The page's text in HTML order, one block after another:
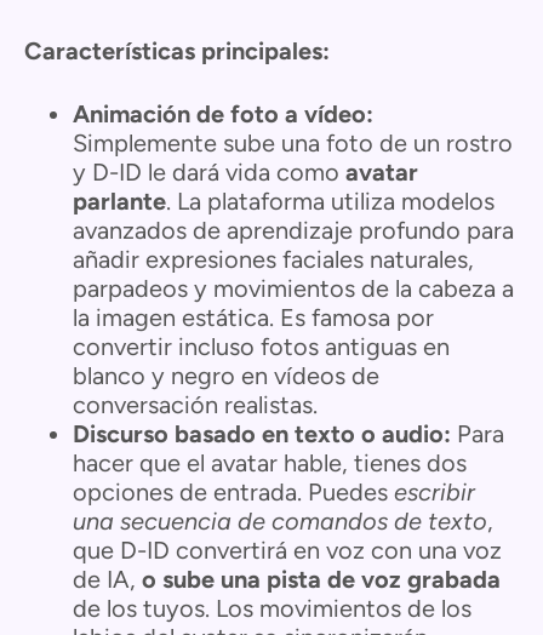
Características principales:
Animación de foto a vídeo:
Simplemente sube una foto de un rostro
y D-ID le dará vida como avatar
parlante. La plataforma utiliza modelos
avanzados de aprendizaje profundo para
añadir expresiones faciales naturales,
parpadeos y movimientos de la cabeza a
la imagen estática. Es famosa por
convertir incluso fotos antiguas en
blanco y negro en vídeos de
conversación realistas.
Discurso basado en texto o audio: Para
hacer que el avatar hable, tienes dos
opciones de entrada. Puedes escribir
una secuencia de comandos de texto,
que D-ID convertirá en voz con una voz
de IA, o sube una pista de voz grabada
de los tuyos. Los movimientos de los